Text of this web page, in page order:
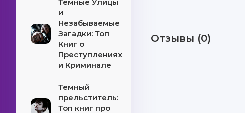
Темные Улицы
и
Незабываемые
Загадки: Топ
Книг о
Преступлениях
и Криминале
Темный
прельститель:
Топ книг про
Отзывы (0)